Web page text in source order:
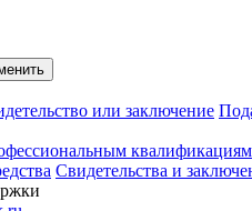
или заключение
квалификациям
Свидетельства и